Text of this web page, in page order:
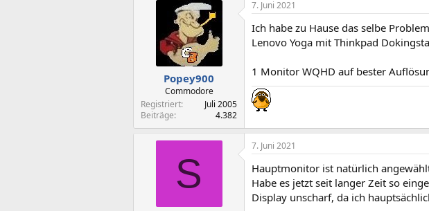
Popey900
Commodore
Registriert
Juli 2005
Beiträge
4.382
7. Juni 2021
Ich habe zu Hause das selbe
Lenovo Yoga mit Thinkpad
1 Monitor WQHD auf bester
S
7. Juni 2021
Hauptmonitor ist natürlich
Habe es jetzt seit langer Zeit so
Display unscharf, da ich